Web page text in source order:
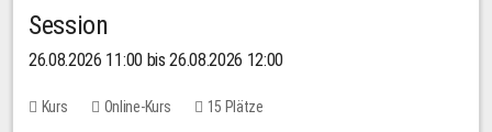
Session
26.08.2026 11:00 bis 26.08.2026 12:00
Kurs Online-Kurs 15 Plätze